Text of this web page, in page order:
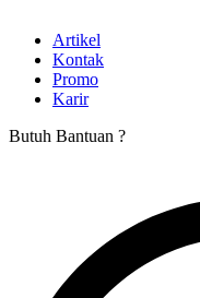
Artikel
Kontak
Promo
Karir
Butuh Bantuan ?